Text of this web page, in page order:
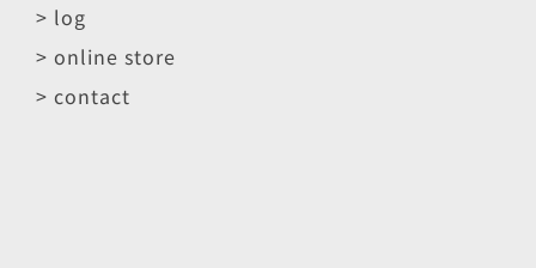
> log
> online store
> contact